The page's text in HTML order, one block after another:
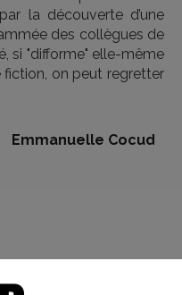
la découverte d’une
des collègues de
si "difforme" elle-même
fiction, on peut regretter
Emmanuelle Cocud